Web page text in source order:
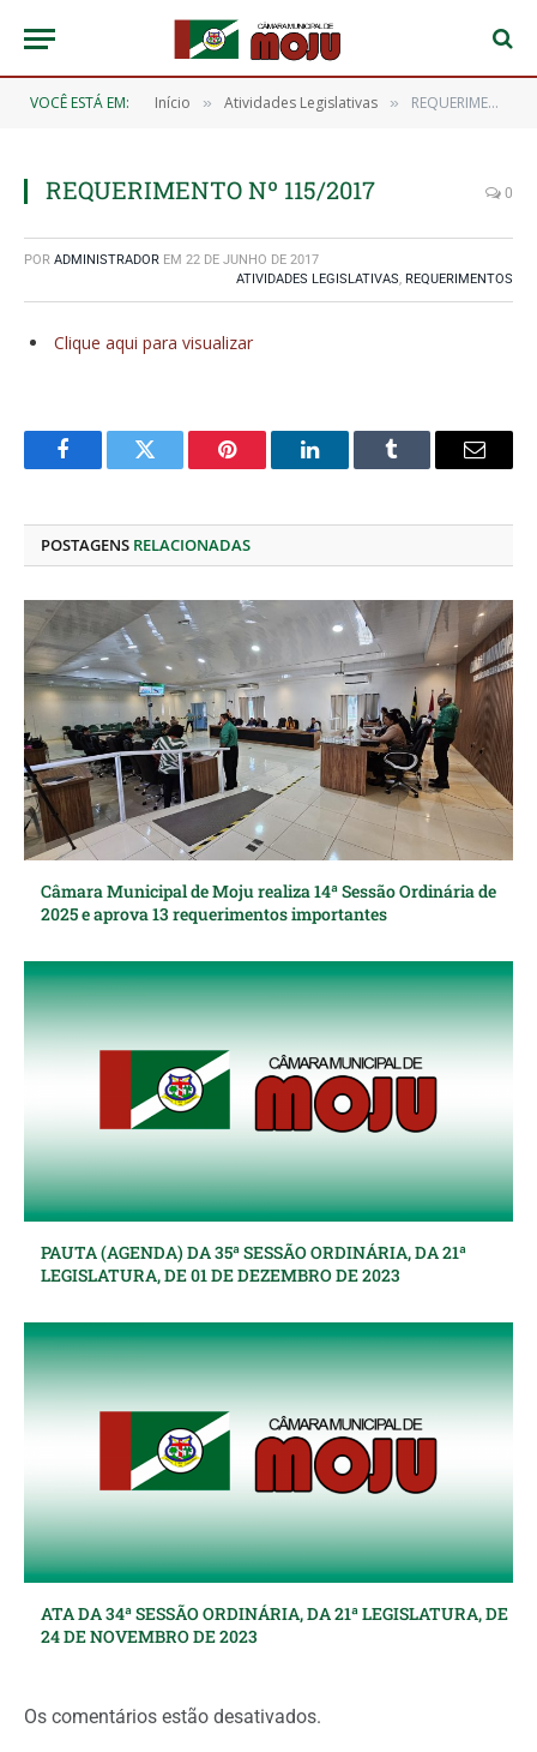
VOCÊ ESTÁ EM: Início » Atividades Legislativas » REQUERIMENTO Nº 115/2017
REQUERIMENTO Nº 115/2017 0
POR ADMINISTRADOR EM 22 DE JUNHO DE 2017
ATIVIDADES LEGISLATIVAS, REQUERIMENTOS
Clique aqui para visualizar
FacebookTwitter Pinterest O
Tumblr
E-
POSTAGENS RELACIONADAS
Câmara Municipal de Moju realiza 14ª Sessão Ordinária de
2025 e aprova 13 requerimentos importantes
PAUTA (AGENDA) DA 35ª SESSÃO ORDINÁRIA, DA 21ª
LEGISLATURA, DE 01 DE DEZEMBRO DE 2023
ATA DA 34ª SESSÃO ORDINÁRIA, DA 21ª LEGISLATURA, DE
24 DE NOVEMBRO DE 2023
Os comentários estão desativados.